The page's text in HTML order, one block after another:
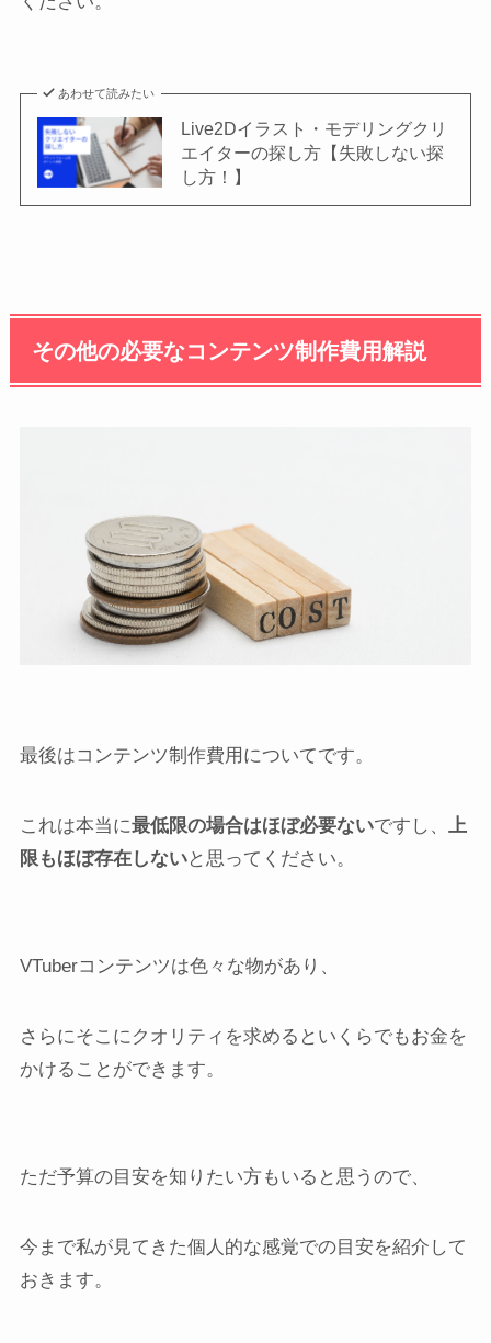
あわせて読みたい
Live2Dイラスト・モデリングクリ
エイターの探し方【失敗しない探
し方！】
その他の必要なコンテンツ制作費用解説
最後はコンテンツ制作費用についてです。
これは本当に最低限の場合はほぼ必要ないですし、 上
限もほぼ存在しないと思ってください。
VTuberコンテンツは色々な物があり、
さらにそこにクオリティを求めるといくらでもお金を
かけることができます。
ただ予算の目安を知りたい方もいると思うので、
今まで私が見てきた個人的な感覚での目安を紹介して
おきます。